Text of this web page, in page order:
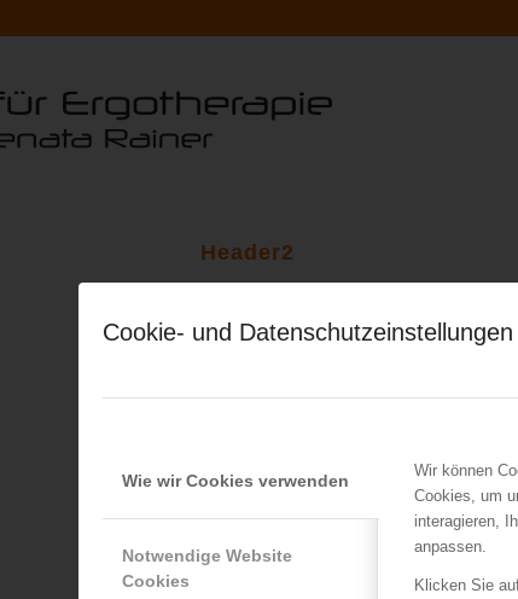
Cookie- und Datenschutzeinstellungen
Wie wir Cookies verwenden
Notwendige Website
Cookies
Wir können
Cookies, um
interagieren,
anpassen.
Klicken Sie
Header2
Eintrag teilen